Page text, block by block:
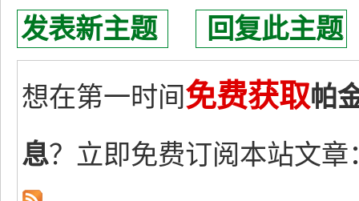
发表新主题 回复此主题
想在第一时间免费获取帕
息？立即免费订阅本站文章